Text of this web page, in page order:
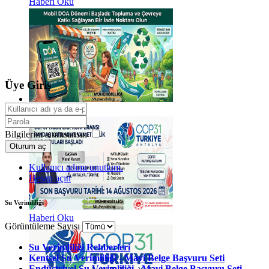
Haberi Oku
Haberi Oku
Üye Giriş
Bilgilerim anımsansın
Oturum aç
Kullanıcı adımı unuttum.
Hesap açın
Su Verimliliği
Görüntüleme Sayısı
Su Verimliliği Rehberleri
Kentsel Su Verimliliği - Mavi Belge Başvuru Seti